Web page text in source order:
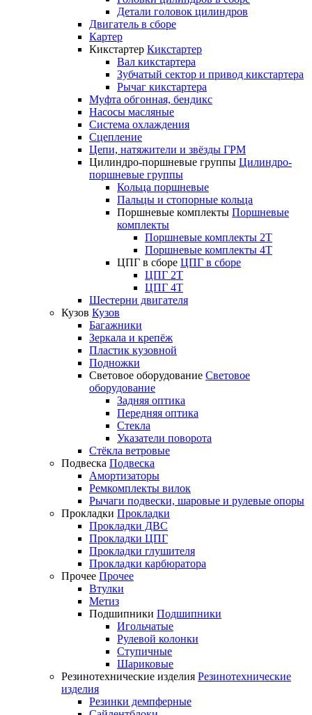
Детали головок цилиндров
Двигатель в сборе
Картер
Кикстартер Кикстартер
Вал кикстартера
Зубчатый сектор и привод кикстартера
Рычаг кикстартера
Муфта обгонная, бендикс
Насосы масляные
Система охлаждения
Сцепление
Цепи, натяжители и звёзды ГРМ
Цилиндро-поршневые группы Цилиндро-
поршневые группы
Кольца поршневые
Пальцы и стопорные кольца
Поршневые комплекты Поршневые
комплекты
Поршневые комплекты 2T
Поршневые комплекты 4T
ЦПГ в сборе ЦПГ в сборе
ЦПГ 2T
ЦПГ 4T
Шестерни двигателя
Кузов Кузов
Багажники
Зеркала и крепёж
Пластик кузовной
Подножки
Световое оборудование Световое
оборудование
Задняя оптика
Передняя оптика
Стекла
Указатели поворота
Стёкла ветровые
Подвеска Подвеска
Амортизаторы
Ремкомплекты вилок
Рычаги подвески, шаровые и рулевые опоры
Прокладки Прокладки
Прокладки ДВС
Прокладки ЦПГ
Прокладки глушителя
Прокладки карбюратора
Прочее Прочее
Втулки
Метиз
Подшипники Подшипники
Игольчатые
Рулевой колонки
Ступичные
Шариковые
Резинотехнические изделия Резинотехнические
изделия
Резинки демпферные